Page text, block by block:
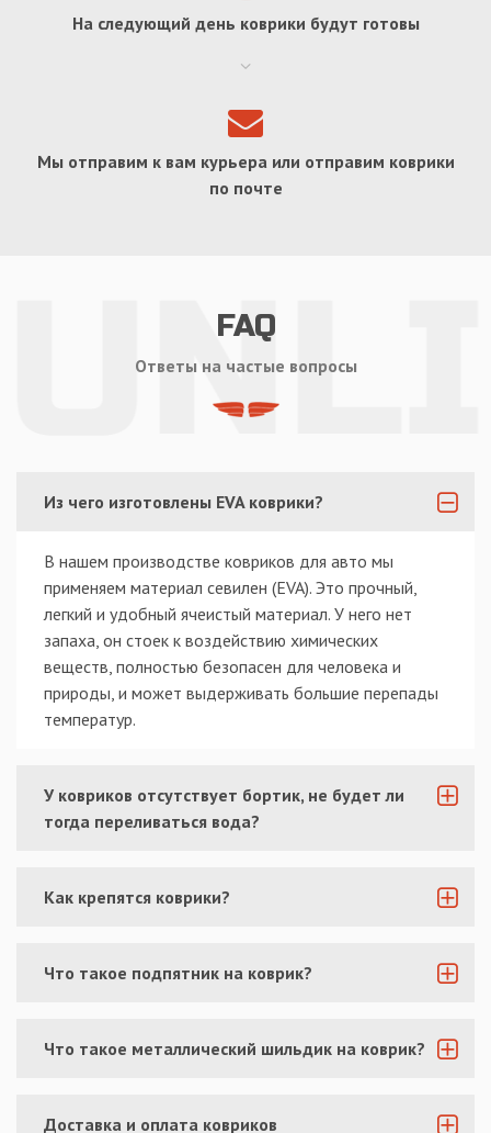
На следующий день коврики будут готовы
Мы отправим к вам курьера или отправим коврики
по почте
FAQ
Ответы на частые вопросы
Из чего изготовлены EVA коврики?
В нашем производстве ковриков для авто мы
применяем материал севилен (EVA). Это прочный,
легкий и удобный ячеистый материал. У него нет
запаха, он стоек к воздействию химических
веществ, полностью безопасен для человека и
природы, и может выдерживать большие перепады
температур.
У ковриков отсутствует бортик, не будет ли
тогда переливаться вода?
Как крепятся коврики?
Что такое подпятник на коврик?
Что такое металлический шильдик на коврик?
Доставка и оплата ковриков